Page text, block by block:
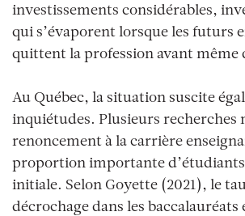
investissements considérables,
qui s’évaporent lorsque les futurs
quittent la profession avant même
Au Québec, la situation suscite
inquiétudes. Plusieurs recherches
renoncement à la carrière
proportion importante
initiale. Selon Goyette (2021), le
décrochage dans les baccalauréats